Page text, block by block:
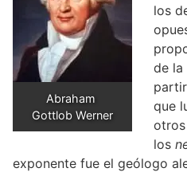
Abraham
Gottlob Werner
los
de la
que
los
exponente fue el geólogo